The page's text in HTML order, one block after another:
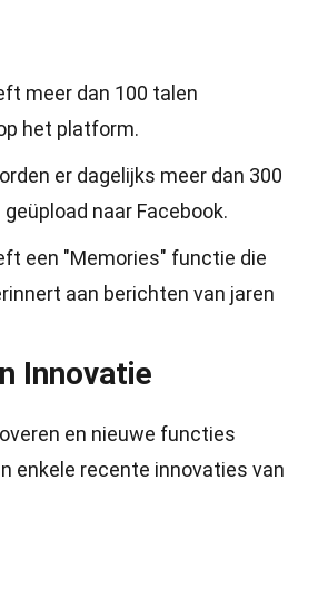
meer dan 100 talen
het platform.
er dagelijks meer dan 300
naar Facebook.
een "Memories" functie die
aan berichten van jaren
Innovatie
en nieuwe functies
enkele recente innovaties van